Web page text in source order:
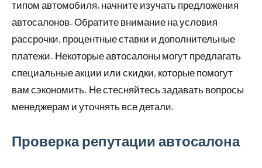
типом автомобиля, начните изучать предложения
автосалонов. Обратите внимание на условия
рассрочки, процентные ставки и дополнительные
платежи. Некоторые автосалоны могут предлагать
специальные акции или скидки, которые помогут
вам сэкономить. Не стесняйтесь задавать вопросы
менеджерам и уточнять все детали.
Проверка репутации автосалона